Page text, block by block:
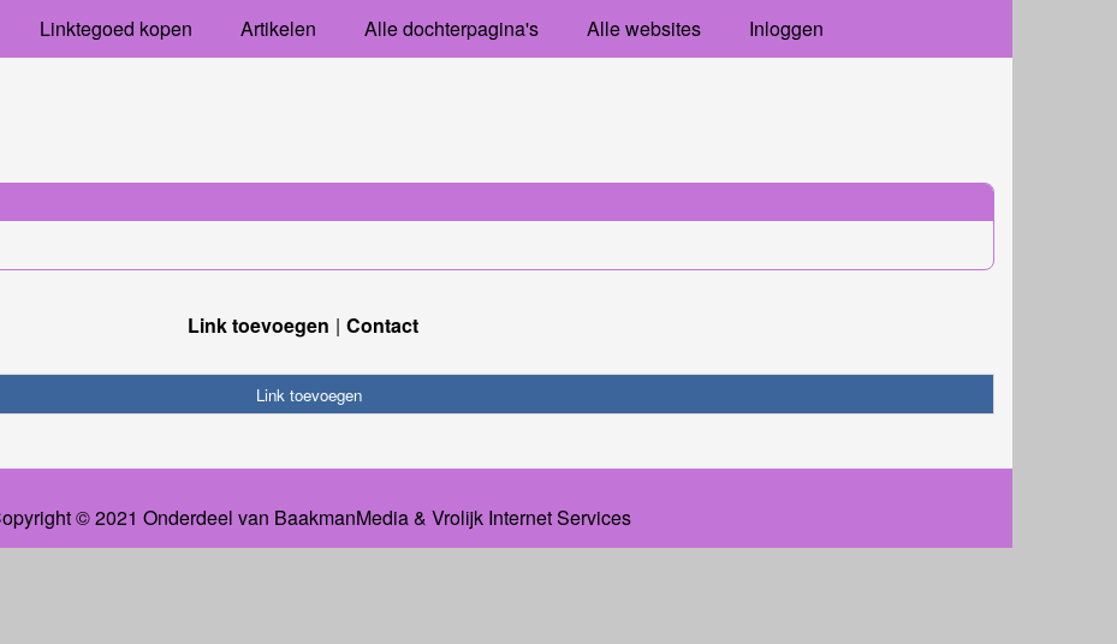
Linktegoed kopen Artikelen Alle dochterpagina's Alle websites Inloggen
Link toevoegen Contact
Link toevoegen
© 2021 Onderdeel van BaakmanMedia& Vrolijk Internet Services